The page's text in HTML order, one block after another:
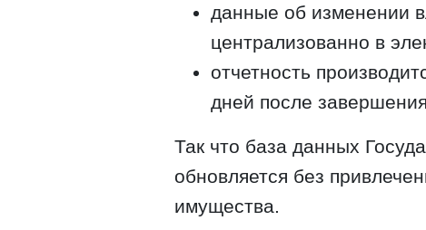
данные об изменении
централизованно в
отчетность
дней после
Так что база данных
обновляется без
имущества.